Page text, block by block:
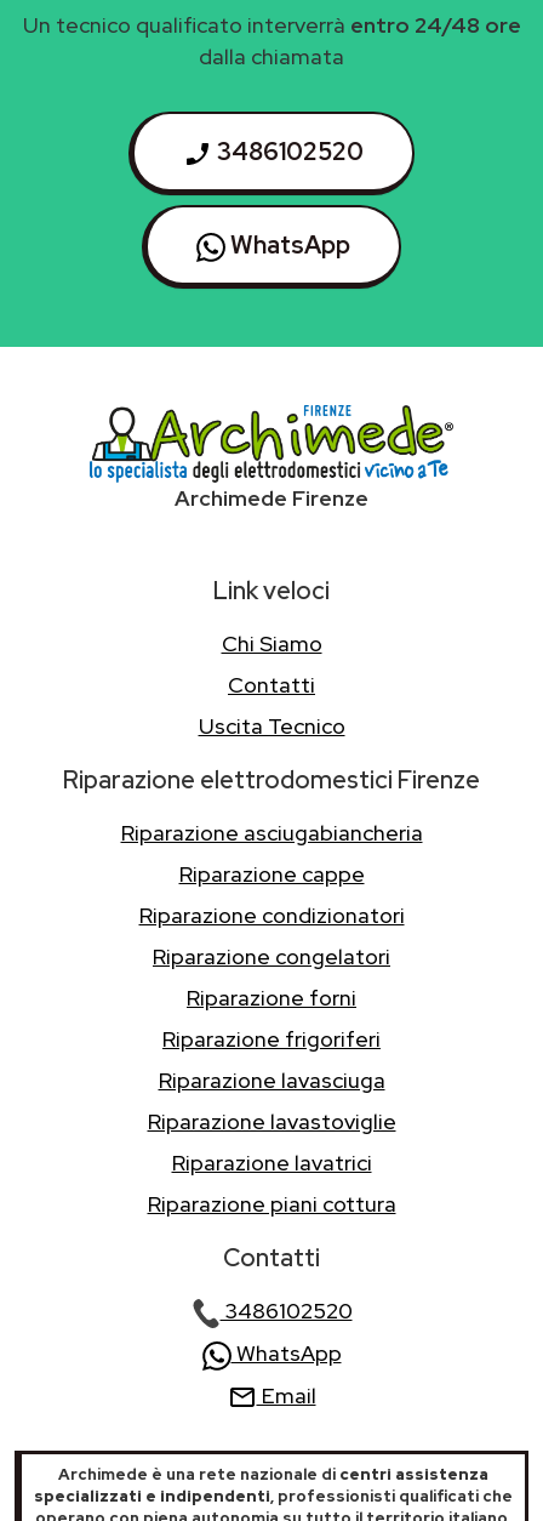
Un tecnico qualificato interverrà entro 24/48 ore
dalla chiamata
3486102520
WhatsApp
Archimede Firenze
Link veloci
Chi Siamo
Contatti
Uscita Tecnico
Riparazione elettrodomestici Firenze
Riparazione asciugabiancheria
Riparazione cappe
Riparazione condizionatori
Riparazione congelatori
Riparazione forni
Riparazione frigoriferi
Riparazione lavasciuga
Riparazione lavastoviglie
Riparazione lavatrici
Riparazione piani cottura
Contatti
3486102520
WhatsApp
Email
Archimede è una rete nazionale di centri assistenza
specializzati e indipendenti, professionisti qualificati che